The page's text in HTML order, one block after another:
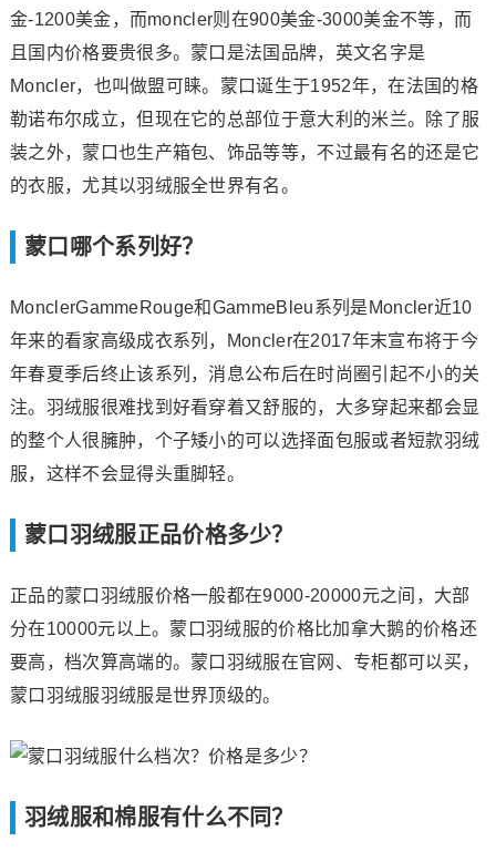
金-1200美金，而moncler则在900美金-3000美金不等，而
且国内价格要贵很多。蒙口是法国品牌，英文名字是
Moncler，也叫做盟可睐。蒙口诞生于1952年，在法国的格
勒诺布尔成立，但现在它的总部位于意大利的米兰。除了服
装之外，蒙口也生产箱包、饰品等等，不过最有名的还是它
的衣服，尤其以羽绒服全世界有名。
蒙口哪个系列好？
MonclerGammeRouge和GammeBleu系列是Moncler近10
年来的看家高级成衣系列，Moncler在2017年末宣布将于今
年春夏季后终止该系列，消息公布后在时尚圈引起不小的关
注。羽绒服很难找到好看穿着又舒服的，大多穿起来都会显
的整个人很臃肿，个子矮小的可以选择面包服或者短款羽绒
服，这样不会显得头重脚轻。
蒙口羽绒服正品价格多少？
正品的蒙口羽绒服价格一般都在9000-20000元之间，大部
分在10000元以上。蒙口羽绒服的价格比加拿大鹅的价格还
要高，档次算高端的。蒙口羽绒服在官网、专柜都可以买，
蒙口羽绒服羽绒服是世界顶级的。
羽绒服和棉服有什么不同？